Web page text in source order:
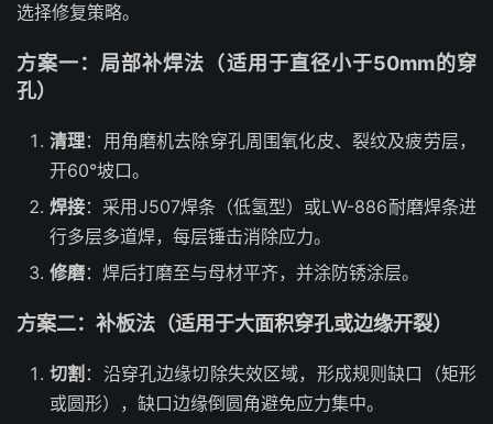
选择修复策略。
方案一：局部补焊法（适用于直径小于50mm的穿
孔）
清理：用角磨机去除穿孔周围氧化皮、裂纹及疲劳层，
开60°坡口。
焊接：采用J507焊条（低氢型）或LW-886耐磨焊条进
行多层多道焊，每层锤击消除应力。
修磨：焊后打磨至与母材平齐，并涂防锈涂层。
方案二：补板法（适用于大面积穿孔或边缘开裂）
切割 ：沿穿孔边缘切除失效区域，形成规则缺口（矩形
或圆形），缺口边缘倒圆角避免应力集中。